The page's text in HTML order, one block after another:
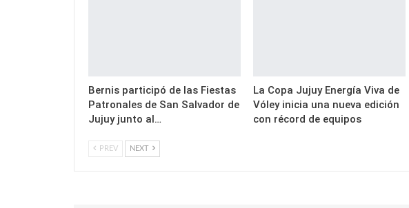
Bernis participó de las Fiestas
Patronales de San Salvador de
Jujuy junto al…
La Copa Jujuy Energía Viva de
Vóley inicia una nueva edición
con récord de equipos
PREV NEXT